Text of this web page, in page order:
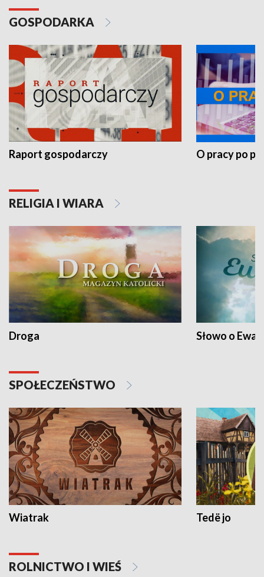
GOSPODARKA
Raport gospodarczy O pracy po
RELIGIA I WIARA
Droga Słowo o
SPOŁECZEŃSTWO
Wiatrak Tedë jo
ROLNICTWO I WIEŚ